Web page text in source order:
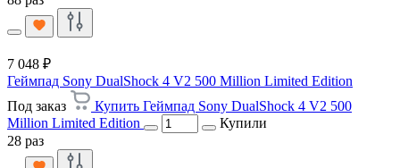
7 048 ₽
Геймпад Sony DualShock 4 V2 500 Million Limited Edition
Под заказ
Купить Геймпад Sony DualShock 4 V2 500
Million Limited Edition
Купили
28 раз